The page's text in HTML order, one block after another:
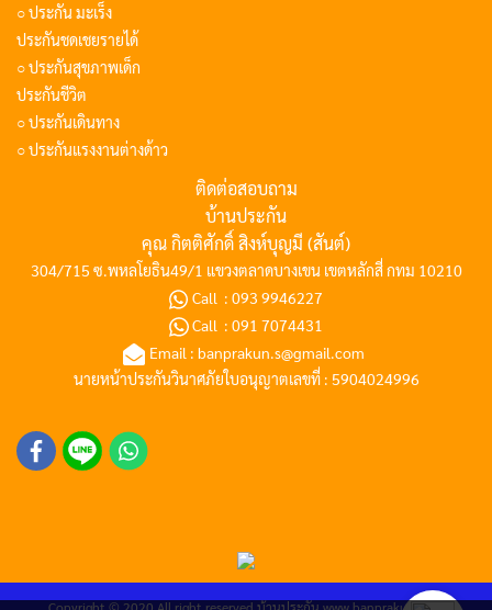
○ ประกัน มะเร็ง
ประกันชดเชยรายได้
○ ประกันสุขภาพเด็ก
ประกันชีวิต
○ ประกันเดินทาง
○ ประกันแรงงานต่างด้าว
ติดต่อสอบถาม
บ้านประกัน
คุณ กิตติศักดิ์ สิงห์บุญมี (สันต์)
304/715 ซ.พหลโยธิน49/1 แขวงตลาดบางเขน เขตหลักสี่ กทม 10210
Call :093 9946227
Call : 091 7074431
Email : banprakun.s@gmail.com
นายหน้าประกันวินาศภัยใบอนุญาตเลขที่ : 5904024996